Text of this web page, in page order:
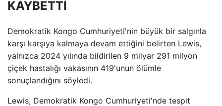
KAYBETTİ
Demokratik Kongo Cumhuriyeti'nin büyük bir salgınla
karşı karşıya kalmaya devam ettiğini belirten Lewis,
yalnızca 2024 yılında bildirilen 9 milyar 291 milyon
çiçek hastalığı vakasının 419'unun ölümle
sonuçlandığını söyledi.
Lewis, Demokratik Kongo Cumhuriyeti'nde tespit